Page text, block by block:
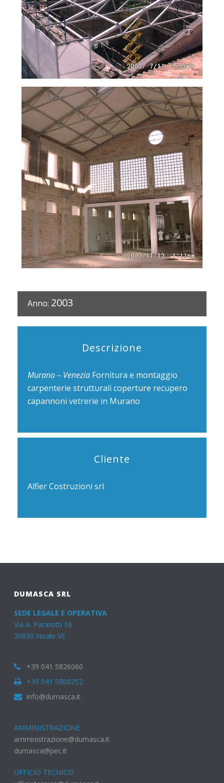
Anno: 2003
Descrizione
Murano – Venezia Fornitura e montaggio
carpenterie strutturali coperture recupero
capannoni vetrerie in Murano
Cliente
Alfier Costruzioni srl
DUMASCA SRL
SEDE LEGALE E OPERATIVA
Via A. Pacinotti 16
30030 Noale VE
+39 041 5826060
+39 041 5800252
info@dumasca.it
AMMINISTRAZIONE
amministrazione@dumasca.it
dumasca@pec.it
UFFICIO TECNICO